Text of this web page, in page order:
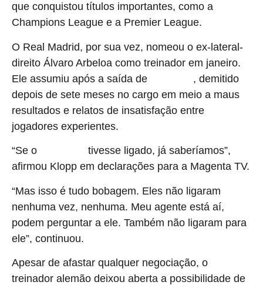
que conquistou títulos importantes, como a
Champions League e a Premier League.
O Real Madrid, por sua vez, nomeou o ex-lateral-
direito Álvaro Arbeloa como treinador em janeiro.
Ele assumiu após a saída de
, demitido
depois de sete meses no cargo em meio a maus
resultados e relatos de insatisfação entre
jogadores experientes.
“Se o
tivesse ligado, já saberíamos”,
afirmou Klopp em declarações para a Magenta TV.
“Mas isso é tudo bobagem. Eles não ligaram
nenhuma vez, nenhuma. Meu agente está aí,
podem perguntar a ele. Também não ligaram para
ele”, continuou.
Apesar de afastar qualquer negociação, o
treinador alemão deixou aberta a possibilidade de